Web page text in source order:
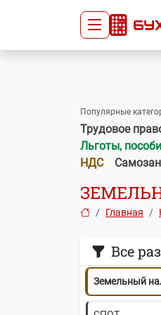
Главная
Сдать отчёт
Тарифы
Оплата
Популярные
Трудовое
Льготы,
НДС
Главная
Все
Маркировка
Росстат
Реклама
Вопросы-
Требования и
Права
Земельный